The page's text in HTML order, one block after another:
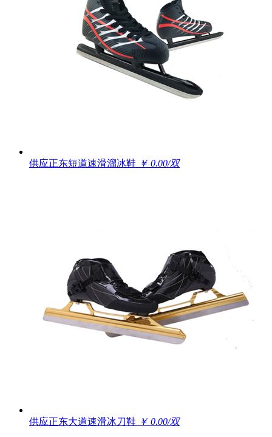
供应正东短道速滑溜冰鞋 ￥ 0.00/双
供应正东大道速滑冰刀鞋 ￥ 0.00/双